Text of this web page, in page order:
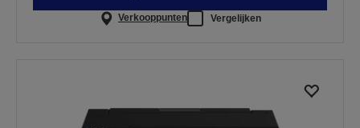
Verkooppunten Vergelijken